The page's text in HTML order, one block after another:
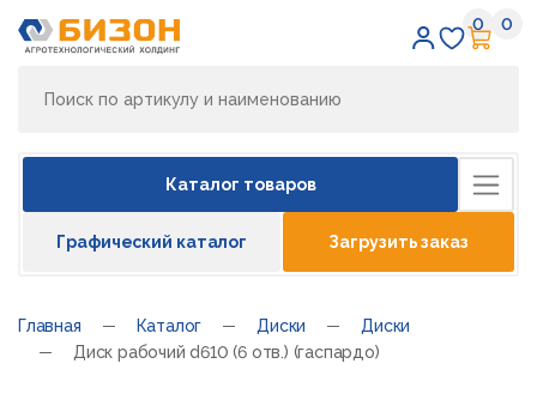
0 0
Каталог товаров
Графический каталог Загрузить заказ
Главная Каталог Диски
Диски
Диск рабочий d610 (6 отв.) (гаспардо)